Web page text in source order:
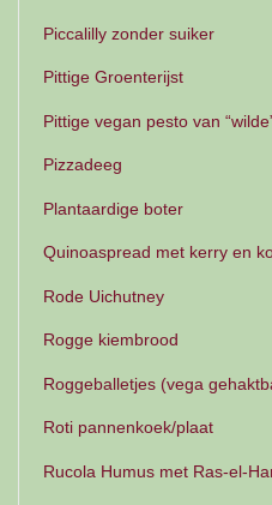
Piccalilly zonder suiker
Pittige Groenterijst
Pittige vegan pesto van
Pizzadeeg
Plantaardige boter
Quinoaspread met kerry en
Rode Uichutney
Rogge kiembrood
Roggeballetjes (vega
Roti pannenkoek/plaat
Rucola Humus met Ras-el-